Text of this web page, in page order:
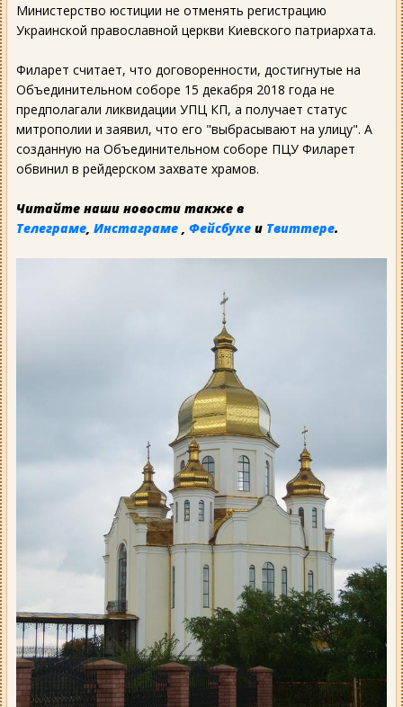
Министерство юстиции не отменять регистрацию
Украинской православной церкви Киевского патриархата.
Филарет считает, что договоренности, достигнутые на
Объединительном соборе 15 декабря 2018 года не
предполагали ликвидации УПЦ КП, а получает статус
митрополии и заявил, что его "выбрасывают на улицу". А
созданную на Объединительном соборе ПЦУ Филарет
обвинил в рейдерском захвате храмов.
Читайте наши новости также в
Телеграме Инстаграме Фейсбуке и Твиттере.